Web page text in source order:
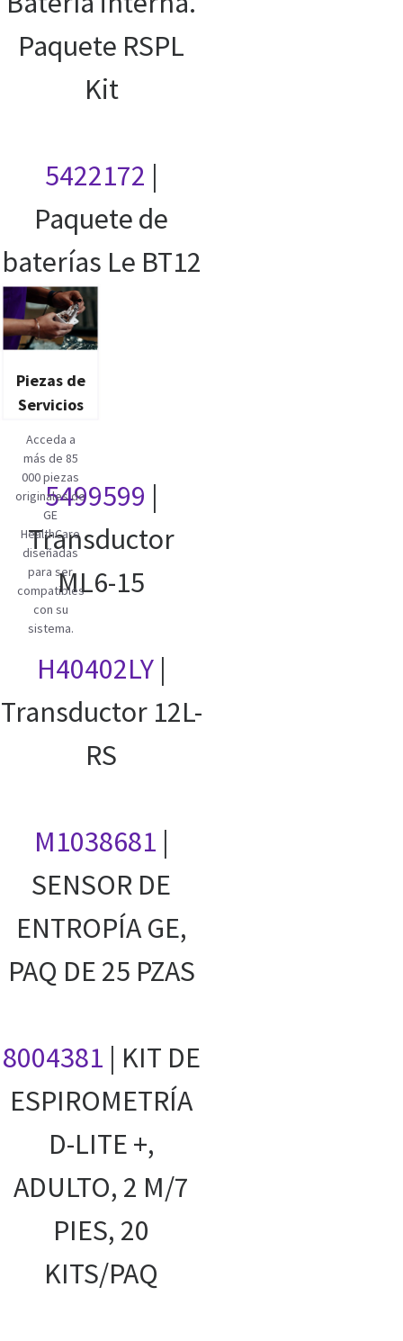
Paquete RSPL
Kit
5422172 |
Paquete de
baterías Le BT12
Piezas de
Servicios
Acceda a
más de 85
000 piezas
originales de
GE
HealthCare
diseñadas
para ser
compatibles
con su
sistema.
5499599 |
Transductor
ML6-15
H40402LY|
Transductor 12L-
RS
M1038681 |
SENSOR DE
ENTROPÍA GE,
PAQ DE 25 PZAS
8004381 | KIT DE
ESPIROMETRÍA
D-LITE +,
ADULTO, 2 M/7
PIES, 20
KITS/PAQ